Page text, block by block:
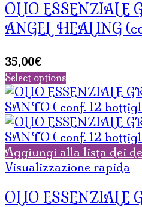
OLIO ESSENZIALE
ANGEL HEALING
35,00€
Select options
Aggiungi alla lista dei
Visualizzazione rapida
OLIO ESSENZIALE